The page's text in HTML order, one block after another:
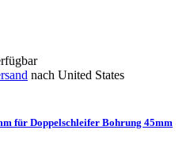
nach United States
für Doppelschleifer Bohrung 45mm